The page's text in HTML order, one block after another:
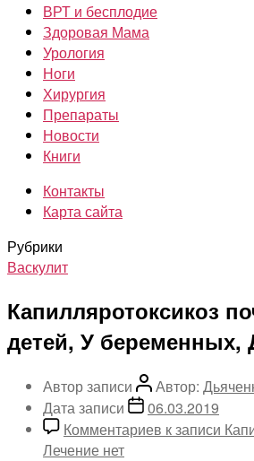
ВРТ и бесплодие
Здоровая Мама
Урология
Ноги
Хирургия
Препараты
Новости
Книги
Контакты
Карта сайта
Рубрики
Васкулит
Капилляротоксикоз
детей, У беременных,
Автор записи Автор:
Дата записи
06.03.2019
Комментариев к записи
Лечение нет